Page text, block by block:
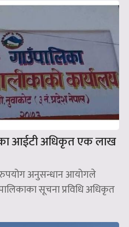
आईटी अधिकृत एक लाख
अनुसन्धान आयोगले
सूचना प्रविधि अधिकृत